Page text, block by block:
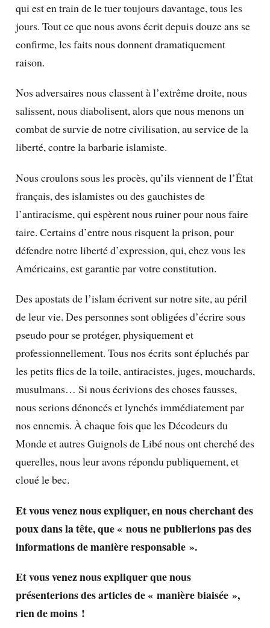
qui est en train de le tuer toujours davantage, tous les
jours. Tout ce que nous avons écrit depuis douze ans se
confirme, les faits nous donnent dramatiquement
raison.
Nos adversaires nous classent à l’extrême droite, nous
salissent, nous diabolisent, alors que nous menons un
combat de survie de notre civilisation, au service de la
liberté, contre la barbarie islamiste.
Nous croulons sous les procès, qu’ils viennent de l’État
français, des islamistes ou des gauchistes de
l’antiracisme, qui espèrent nous ruiner pour nous faire
taire. Certains d’entre nous risquent la prison, pour
défendre notre liberté d’expression, qui, chez vous les
Américains, est garantie par votre constitution.
Des apostats de l’islam écrivent sur notre site, au péril
de leur vie. Des personnes sont obligées d’écrire sous
pseudo pour se protéger, physiquement et
professionnellement. Tous nos écrits sont épluchés par
les petits flics de la toile, antiracistes, juges, mouchards,
musulmans… Si nous écrivions des choses fausses,
nous serions dénoncés et lynchés immédiatement par
nos ennemis. À chaque fois que les Décodeurs du
Monde et autres Guignols de Libé nous ont cherché des
querelles, nous leur avons répondu publiquement, et
cloué le bec.
Et vous venez nous expliquer, en nous cherchant des
poux dans la tête, que « nous ne publierions pas des
informations de manière responsable ».
Et vous venez nous expliquer que nous
présenterions des articles de « manière biaisée »,
rien de moins !